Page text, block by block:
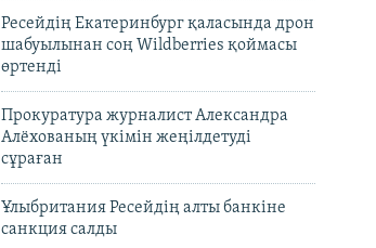
Ресейдің Екатеринбург қаласында дрон
шабуылынан соң Wildberries қоймасы
өртенді
Прокуратура журналист Александра
Алёхованың үкімін жеңілдетуді
сұраған
Ұлыбритания Ресейдің алты банкіне
санкция салды